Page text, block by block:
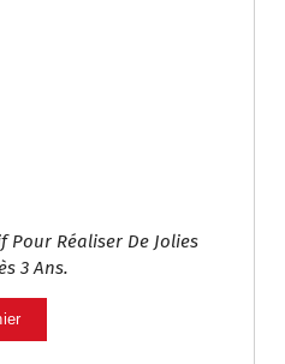
Pour Réaliser De Jolies
3 Ans.